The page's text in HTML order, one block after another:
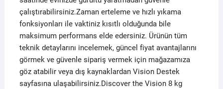
çalıştırabilirsiniz.Zaman erteleme ve hızlı yıkama
fonksiyonları ile vaktiniz kısıtlı olduğunda bile
maksimum performans elde edersiniz. Ürünün tüm
teknik detaylarını incelemek, güncel fiyat avantajlarını
görmek ve güvenle sipariş vermek için mağazamıza
göz atabilir veya dış kaynaklardan Vision Destek
sayfasına ulaşabilirsiniz.Discover the Vision 8 kg